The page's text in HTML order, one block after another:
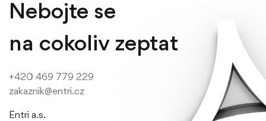
Nebojte se
na cokoliv zeptat
+420 469 779 229
zakaznik@entri.cz
Entri a.s.